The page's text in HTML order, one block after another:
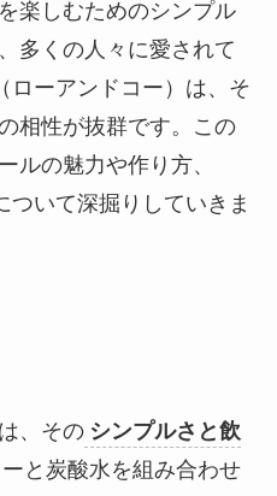
楽しむためのシンプル
多くの人々に愛されて
ローアンドコー）は、そ
相性が抜群です。この
ルの魅力や作り方、
ついて深掘りしていきま
、その シンプルさと飲
と炭酸水を組み合わせ